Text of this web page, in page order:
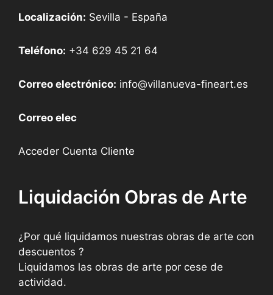
Localización: Sevilla - España
Teléfono: +34 629 45 21 64
Correo electrónico: info@villanueva-fineart.es
Correo elec
Acceder Cuenta Cliente
Liquidación Obras de Arte
¿Por qué liquidamos nuestras obras de arte con
descuentos ?
Liquidamos las obras de arte por cese de
actividad.